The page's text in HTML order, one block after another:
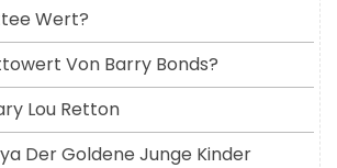
Wert?
Von Barry Bonds?
Lou Retton
Der Goldene Junge Kinder